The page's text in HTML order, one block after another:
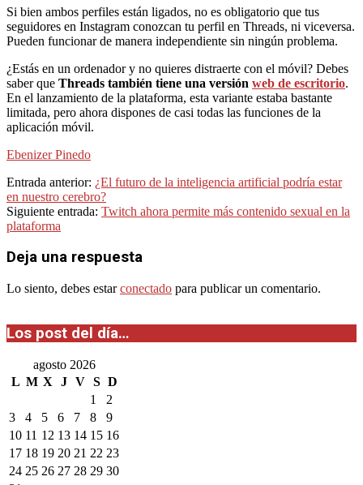
Si bien ambos perfiles están ligados, no es obligatorio que tus
seguidores en Instagram conozcan tu perfil en Threads, ni viceversa.
Pueden funcionar de manera independiente sin ningún problema.
¿Estás en un ordenador y no quieres distraerte con el móvil? Debes
saber que Threads también tiene una versión web de escritorio.
En el lanzamiento de la plataforma, esta variante estaba bastante
limitada, pero ahora dispones de casi todas las funciones de la
aplicación móvil.
Ebenizer Pinedo
2023-
12-
27
Entrada anterior: ¿El futuro de la inteligencia artificial podría estar
en nuestro cerebro?
Siguiente entrada: Twitch ahora permite más contenido sexual en la
plataforma
Deja una respuesta
Lo siento, debes estarconectado para publicar un comentario.
Los post del día…
agosto 2026
L M X J V S D
1
2
3
4 5 6 7 8
9
10 11 12 13 14 15 16
17 18 19 20 21 22 23
24 25 26 27 28 29 30